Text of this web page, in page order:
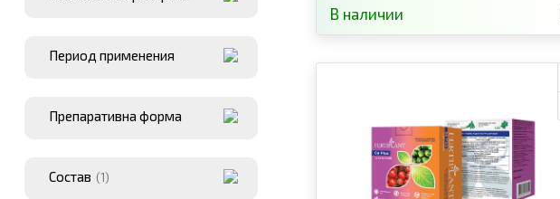
Период применения
Препаративна форма
Состав (1)
В наличии